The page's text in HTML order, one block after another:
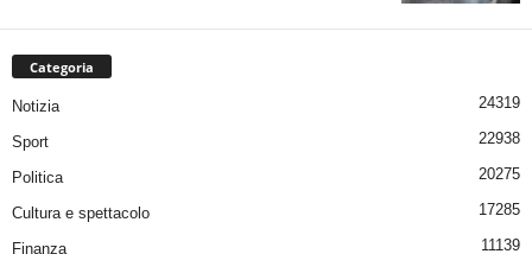
Categoria
Notizia 24319
Sport 22938
Politica 20275
Cultura e spettacolo 17285
Finanza 11139